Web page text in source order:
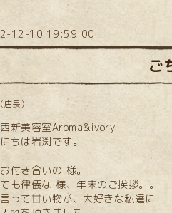
12-10 19:59:00
ご
店長）
新美容室Aroma&ivory
ちは岩渕です。
付き合いのI様。
も律儀なI様、年末のご挨拶。。
って甘い物が、大好きな私達に